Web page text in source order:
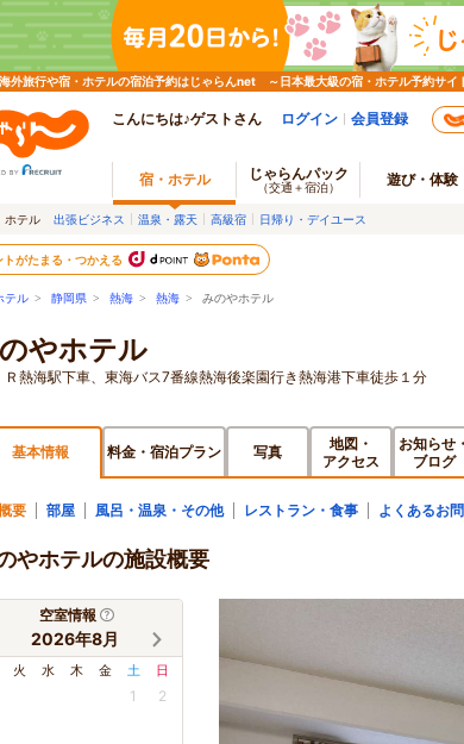
外旅行や宿・ホテルの宿泊予約はじゃらんnet ～日本最大級の宿・ホテル予約サイ
こんにちは♪ゲストさん ログイン 会員登録
宿・ホテル じゃらんパック
（交通＋宿泊） 遊び・体験
ホテル 出張ビジネス 温泉・露天 高級宿 日帰り・デイユース
トがたまる・つかえる
テル > 静岡県 > 熱海 > 熱海 > みのやホテル
やホテル
Ｒ熱海駅下車、東海バス7番線熱海後楽園行き熱海港下車徒歩１分
基本情報 料金・宿泊プラン 写真
地図・
アクセス
お知らせ・
ブログ
要 部屋 風呂・温泉・その他 レストラン・食事 よくあるお
やホテルの施設概要
空室情報
2026年8月
火 水 木 金 土 日
1 2